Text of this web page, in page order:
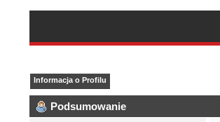
Informacja o Profilu
Podsumowanie